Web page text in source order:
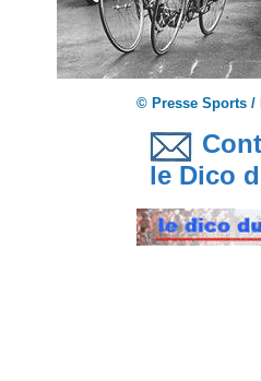
© Presse Sports /
le Dico